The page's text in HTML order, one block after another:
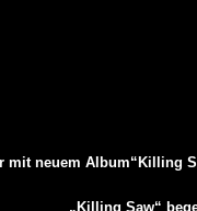
mit neuem Album“Killing
„Killing Saw“